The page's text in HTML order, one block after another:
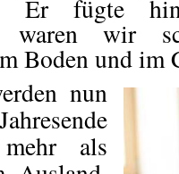
Er fügte
waren wir
Boden und im
nun
als